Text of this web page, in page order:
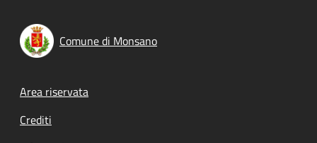
Comune di Monsano
Footer menu
Area riservata
Crediti